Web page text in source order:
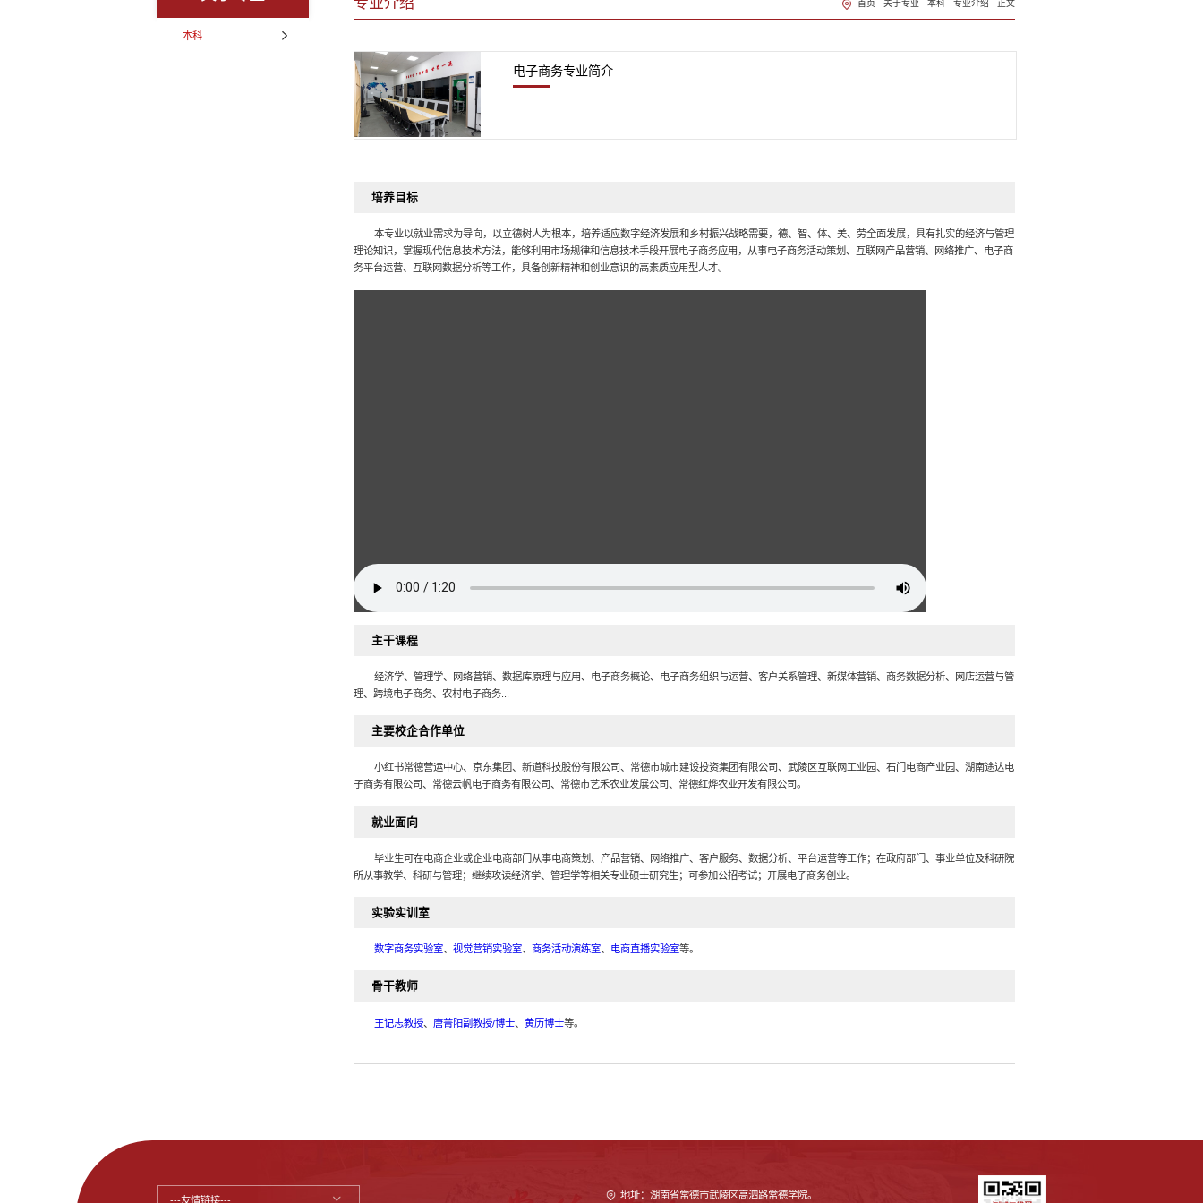
本科
首页 - 关于专业 - 本科- 专业介绍 - 正文
电子商务专业简介
培养目标
本专业以就业需求为导向，以立德树人为根本，培养适应数字经济发展和乡村振兴战略需要，德、智、体、美、劳全面发展，具有扎实的经济与管理
理论知识，掌握现代信息技术方法，能够利用市场规律和信息技术手段开展电子商务应用，从事电子商务活动策划、互联网产品营销、网络推广、电子商
务平台运营、互联网数据分析等工作，具备创新精神和创业意识的高素质应用型人才。
主干课程
经济学、管理学、网络营销、数据库原理与应用、电子商务概论、电子商务组织与运营、客户关系管理、新媒体营销、商务数据分析、网店运营与管
理、跨境电子商务、农村电子商务...
主要校企合作单位
小红书常德营运中心、京东集团、新道科技股份有限公司、常德市城市建设投资集团有限公司、武陵区互联网工业园、石门电商产业园、湖南途达电
子商务有限公司、常德云帆电子商务有限公司、常德市艺禾农业发展公司、常德红烨农业开发有限公司。
就业面向
毕业生可在电商企业或企业电商部门从事电商策划、产品营销、网络推广、客户服务、数据分析、平台运营等工作；在政府部门、事业单位及科研院
所从事教学、科研与管理；继续攻读经济学、管理学等相关专业硕士研究生；可参加公招考试；开展电子商务创业。
实验实训室
数字商务实验室、 视觉营销实验室、 商务活动演练室、 电商直播实验室等。
骨干教师
王记志教授、 唐菁阳副教授/博士、 黄历博士等。
地址：湖南省常德市武陵区高泗路常德学院。